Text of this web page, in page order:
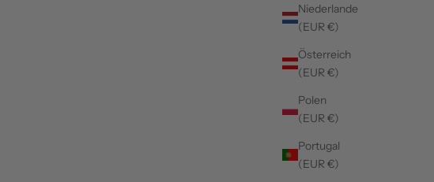
Niederlande
(EUR €)
Österreich
(EUR €)
Polen
(EUR €)
Portugal
(EUR €)